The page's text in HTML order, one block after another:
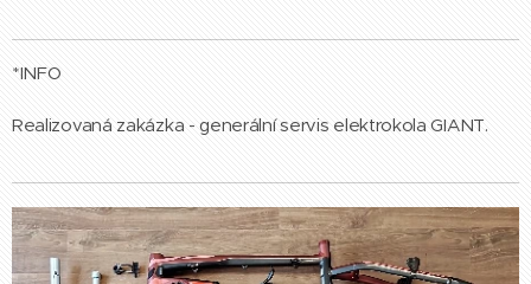
*INFO
Realizovaná zakázka - generální servis elektrokola GIANT.